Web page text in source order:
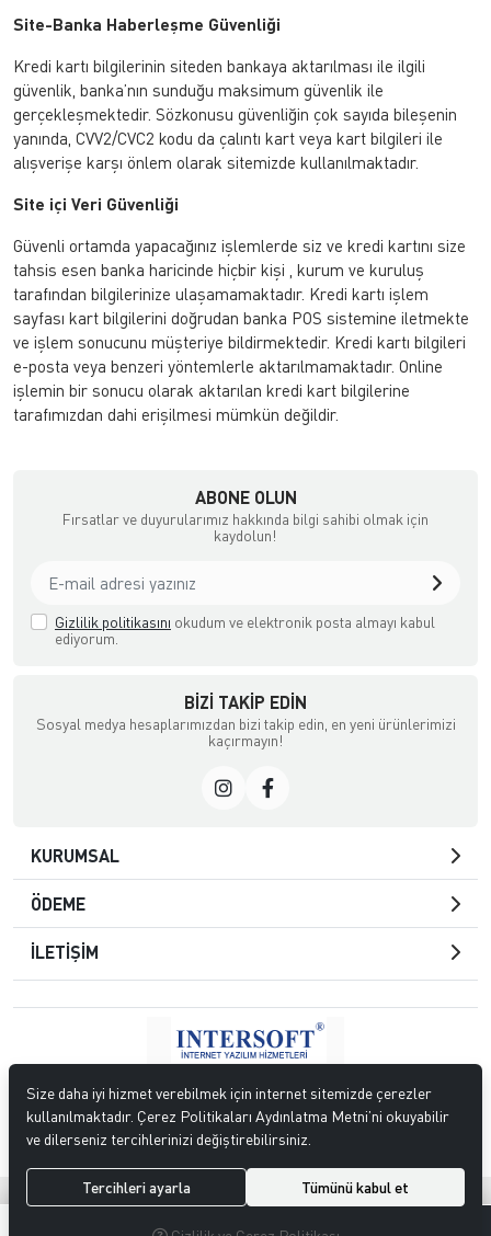
Site-Banka Haberleşme Güvenliği
Kredi kartı bilgilerinin siteden bankaya aktarılması ile ilgili
güvenlik, banka’nın sunduğu maksimum güvenlik ile
gerçekleşmektedir. Sözkonusu güvenliğin çok sayıda bileşenin
yanında, CVV2/CVC2 kodu da çalıntı kart veya kart bilgileri ile
alışverişe karşı önlem olarak sitemizde kullanılmaktadır.
Site içi Veri Güvenliği
Güvenli ortamda yapacağınız işlemlerde siz ve kredi kartını size
tahsis esen banka haricinde hiçbir kişi , kurum ve kuruluş
tarafından bilgilerinize ulaşamamaktadır. Kredi kartı işlem
sayfası kart bilgilerini doğrudan banka POS sistemine iletmekte
ve işlem sonucunu müşteriye bildirmektedir. Kredi kartı bilgileri
e-posta veya benzeri yöntemlerle aktarılmamaktadır. Online
işlemin bir sonucu olarak aktarılan kredi kart bilgilerine
tarafımızdan dahi erişilmesi mümkün değildir.
ABONE OLUN
Fırsatlar ve duyurularımız hakkında bilgi sahibi olmak için
kaydolun!
Gizlilik politikasını okudum ve elektronik posta almayı kabul
ediyorum.
BIZI TAKIP EDIN
Sosyal medya hesaplarımızdan bizi takip edin, en yeni ürünlerimizi
kaçırmayın!
KURUMSAL
ÖDEME
İLETİŞİM
saklıdır.
Hipotenüs ®Yeni Nesil E-Ticaret Sistemleri ile Hazırlanmıştır.
Size daha iyi hizmet verebilmek için internet sitemizde çerezler
kullanılmaktadır. Çerez Politikaları Aydınlatma Metni’ni okuyabilir
ve dilerseniz tercihlerinizi değiştirebilirsiniz.
Tercihleri ayarla Tümünü kabul et